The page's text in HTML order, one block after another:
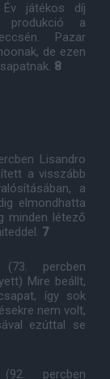
Év játékos díj
produkció a
Pazar
de ezen
8
Lisandro
a visszább
a
elmondhatta
minden létező
7
(73. percben
Mire beállt,
így sok
nem volt,
ezúttal se
(92. percben